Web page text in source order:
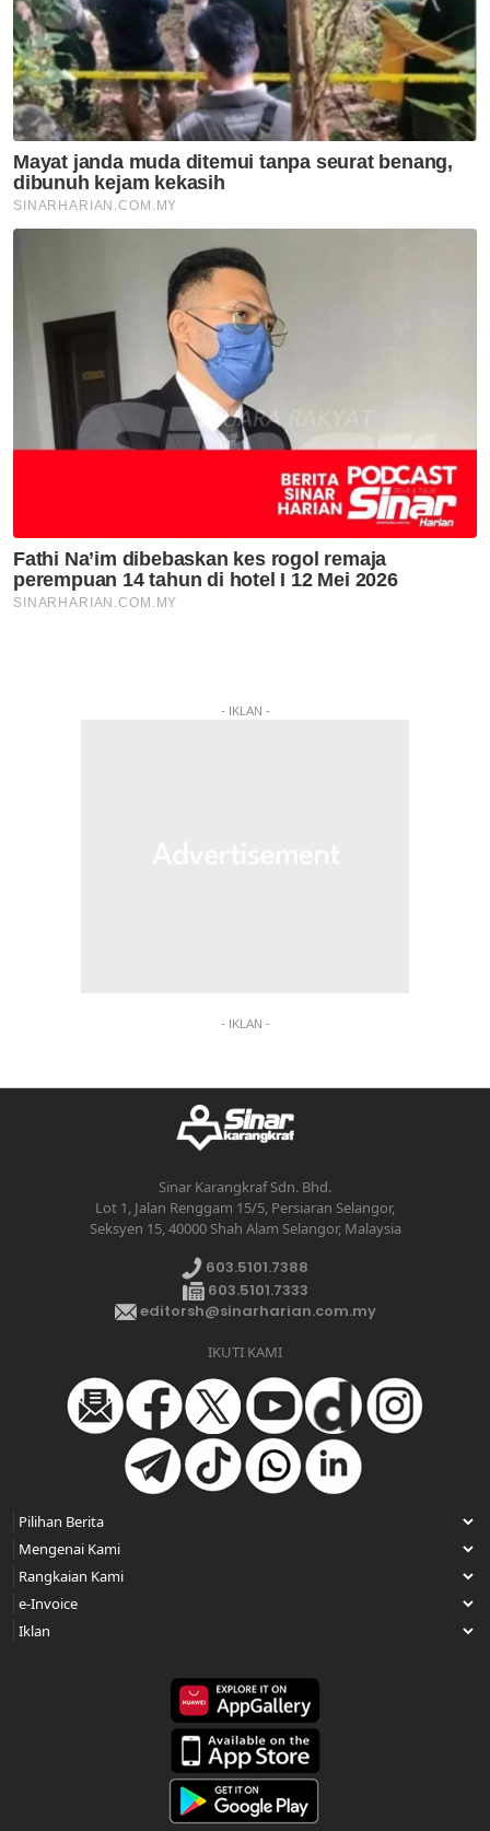
- IKLAN -
- IKLAN -
Sinar Karangkraf Sdn. Bhd.
Lot 1, Jalan Renggam 15/5, Persiaran Selangor,
Seksyen 15, 40000 Shah Alam Selangor, Malaysia
603.5101.7388
603.5101.7333
editorsh@sinarharian.com.my
IKUTI KAMI